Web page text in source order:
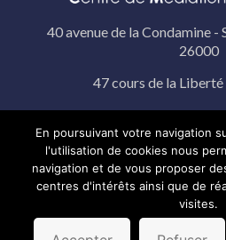
40 avenue de la Condamine -
26000
47 cours de la
19 rue Pérignon -
© 2022 Médiation Active |
confidentialité |
En poursuivant votre navigation
l'utilisation de cookies nous
navigation et de vous proposer
centres d'intérêts ainsi que de
visites.